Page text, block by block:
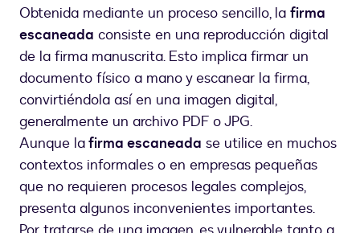
Obtenida mediante un proceso sencillo, la firma
escaneada consiste en una reproducción digital
de la firma manuscrita. Esto implica firmar un
documento físico a mano y escanear la firma,
convirtiéndola así en una imagen digital,
generalmente un archivo PDF o JPG.
Aunque lafirma escaneada se utilice en muchos
contextos informales o en empresas pequeñas
que no requieren procesos legales complejos,
presenta algunos inconvenientes importantes.